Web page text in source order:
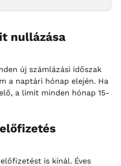
nullázása
új számlázási időszak
a naptári hónap elején. Ha
a limit minden hónap 15-
is kínál. Éves